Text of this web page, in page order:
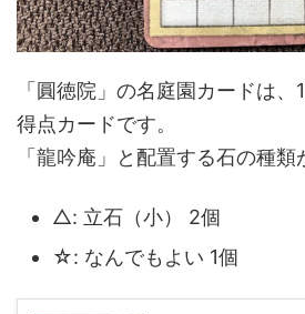
「圓徳院」の名庭園カードは
得点カードです。
「龍吟庵」と配置する石の種類
△: 立石（小） 2個
☆: なんでもよい 1個